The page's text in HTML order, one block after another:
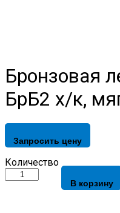
Бронзовая
БрБ2 х/к,
Запросить цену
Бронзовая
лента
Количество
В корзину